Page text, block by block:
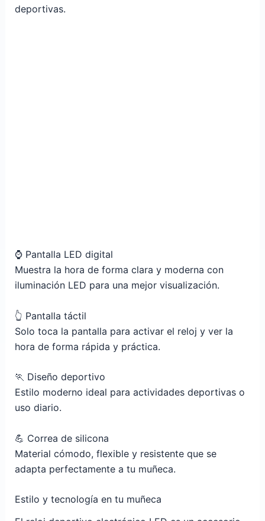
deportivas.
⌚ Pantalla LED digital
Muestra la hora de forma clara y moderna con
iluminación LED para una mejor visualización.
👆 Pantalla táctil
Solo toca la pantalla para activar el reloj y ver la
hora de forma rápida y práctica.
🏃 Diseño deportivo
Estilo moderno ideal para actividades deportivas o
uso diario.
💪 Correa de silicona
Material cómodo, flexible y resistente que se
adapta perfectamente a tu muñeca.
Estilo y tecnología en tu muñeca